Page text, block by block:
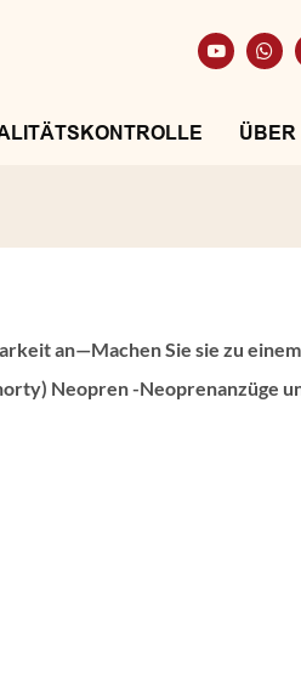
ÜBER
an—Machen Sie sie zu
Neopren -Neoprenanzüge